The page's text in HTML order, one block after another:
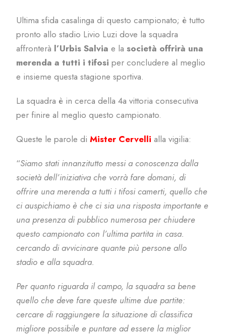
Ultima sfida casalinga di questo campionato; è tutto
pronto allo stadio Livio Luzi dove la squadra
affronterà l’Urbis Salvia e la società offrirà una
merenda a tutti i tifosi per concludere al meglio
e insieme questa stagione sportiva.
La squadra è in cerca della 4a vittoria consecutiva
per finire al meglio questo campionato.
Queste le parole di Mister Cervelli alla vigilia:
“Siamo stati innanzitutto messi a conoscenza dalla
società dell’iniziativa che vorrà fare domani, di
offrire una merenda a tutti i tifosi camerti, quello che
ci auspichiamo è che ci sia una risposta importante e
una presenza di pubblico numerosa per chiudere
questo campionato con l’ultima partita in casa.
cercando di avvicinare quante più persone allo
stadio e alla squadra.
Per quanto riguarda il campo, la squadra sa bene
quello che deve fare queste ultime due partite:
cercare di raggiungere la situazione di classifica
migliore possibile e puntare ad essere la miglior